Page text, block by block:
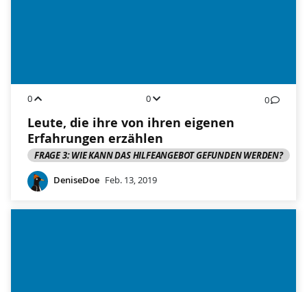
0 0 0
Leute, die ihre von ihren eigenen
Erfahrungen erzählen
FRAGE 3: WIE KANN DAS HILFEANGEBOT GEFUNDEN WERDEN?
DeniseDoe Feb. 13, 2019